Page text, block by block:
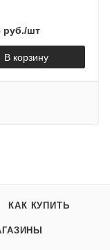
руб./шт
В корзину
КАК КУПИТЬ